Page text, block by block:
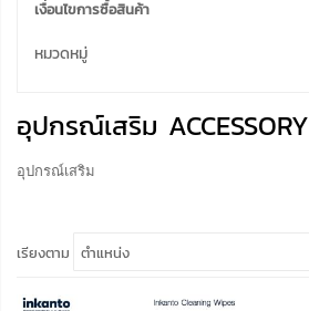
อุปกรณ์เสริม ACCESSORY
อุปกรณ์เสริม
เรียงตาม
เงื่อนไขการซื้อสินค้า
หมวดหมู่